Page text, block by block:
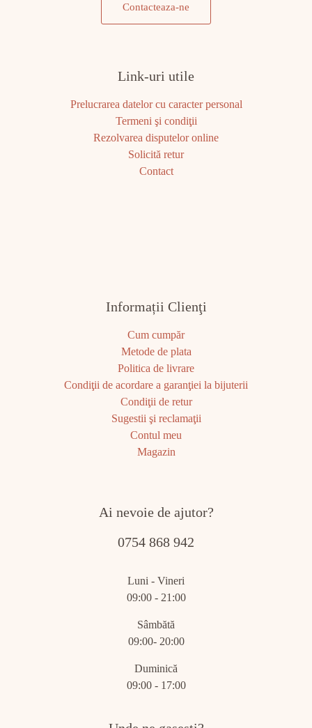
Contacteaza-ne
Link-uri utile
Prelucrarea datelor cu caracter personal
Termeni şi condiţii
Rezolvarea disputelor online
Solicită retur
Contact
Informații Clienţi
Cum cumpăr
Metode de plata
Politica de livrare
Condiţii de acordare a garanţiei la bijuterii
Condiţii de retur
Sugestii şi reclamaţii
Contul meu
Magazin
Ai nevoie de ajutor?
0754 868 942
Luni - Vineri
09:00 - 21:00
Sâmbătă
09:00- 20:00
Duminică
09:00 - 17:00